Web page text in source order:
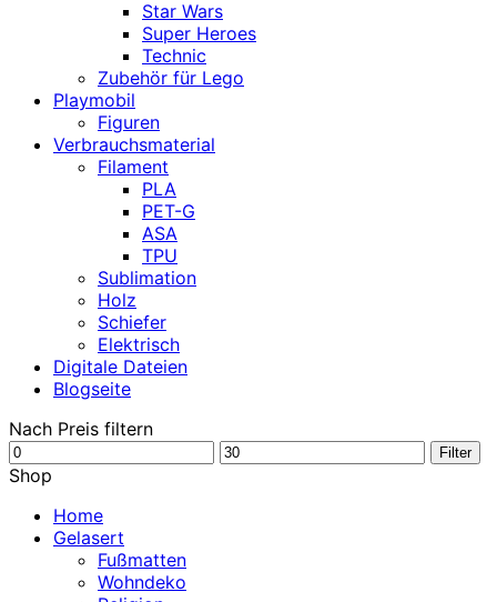
Star Wars
Super Heroes
Technic
Zubehör für Lego
Playmobil
Figuren
Verbrauchsmaterial
Filament
PLA
PET-G
ASA
TPU
Sublimation
Holz
Schiefer
Elektrisch
Digitale Dateien
Blogseite
Nach Preis filtern
Min.
Preis
Max.
Filter
Shop
Home
Gelasert
Fußmatten
Wohndeko